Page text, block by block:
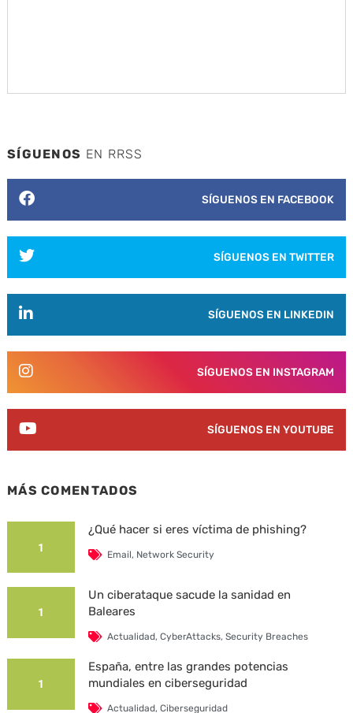
SÍGUENOS EN RRSS
SÍGUENOS EN FACEBOOK
SÍGUENOS EN TWITTER
SÍGUENOS EN LINKEDIN
SÍGUENOS EN INSTAGRAM
SÍGUENOS EN YOUTUBE
MÁS COMENTADOS
1
¿Qué hacer si eres víctima de phishing?
Email, Network Security
1
Un ciberataque sacude la sanidad en
Baleares
Actualidad,CyberAttacks,Security Breaches
1
España, entre las grandes potencias
mundiales en ciberseguridad
Actualidad,Ciberseguridad